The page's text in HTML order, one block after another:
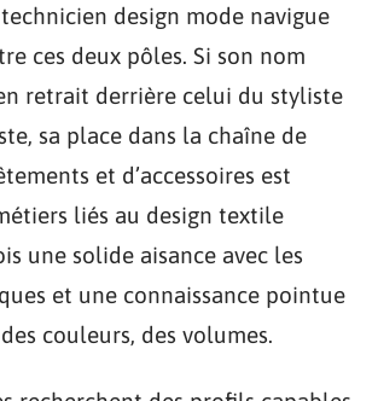
design mode navigue
ces deux pôles. Si son nom
retrait derrière celui du styliste
sa place dans la chaîne de
et d’accessoires est
liés au design textile
une solide aisance avec les
et une connaissance pointue
couleurs, des volumes.